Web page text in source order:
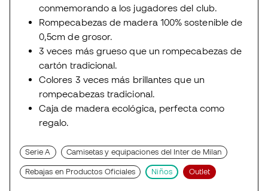
conmemorando a los jugadores del club.
Rompecabezas de madera 100% sostenible de
0,5cm de grosor.
3 veces más grueso que un rompecabezas de
cartón tradicional.
Colores 3 veces más brillantes que un
rompecabezas tradicional.
Caja de madera ecológica, perfecta como
regalo.
Serie A Camisetas y equipaciones del Inter de Milan
Rebajas en Productos Oficiales Niños Outlet